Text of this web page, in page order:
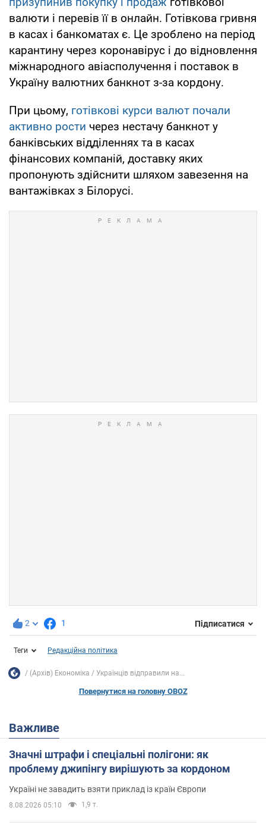
валюти і перевів її в онлайн. Готівкова гривня
в касах і банкоматах є. Це зроблено на період
карантину через коронавірус і до відновлення
міжнародного авіасполучення і поставок в
Україну валютних банкнот з-за кордону.
При цьому, готівкові курси валют почали
активно рости через нестачу банкнот у
банківських відділеннях та в касах
фінансових компаній, доставку яких
пропонують здійснити шляхом завезення на
вантажівках з Білорусі.
2 1 Підписатися
Теги Редакційна політика
(Архів) Економіка Українців відправили на...
Повернутися на головну OBOZ
Важливе
Значні штрафи і спеціальні полігони: як
проблему джипінгу вирішують за кордоном
Україні не завадить взяти приклад із країн Європи
8.08.2026 05:10 1,9 т.